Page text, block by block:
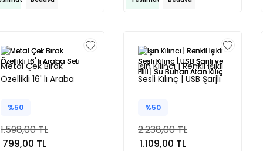
Metal Çek Bırak
Özellikli 16' lı Araba
%50
1.598,00 TL
799,00 TL
Işın Kılıncı | Renkli Işıklı
Sesli Kılınç | USB Şarjlı
Atan Kılıç
%50
2.238,00 TL
1.109,00 TL